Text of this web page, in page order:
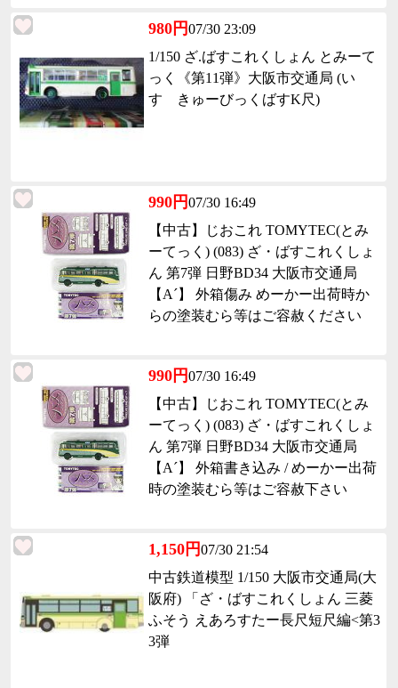
980円07/30 23:09
1/150 ざ.ばすこれくしょん とみーて
っく《第11弾》大阪市交通局 (い
すゞきゅーびっくばすK尺)
990円07/30 16:49
【中古】じおこれ TOMYTEC(とみ
ーてっく) (083) ざ・ばすこれくしょ
ん 第7弾 日野BD34 大阪市交通局
【A´】 外箱傷み めーかー出荷時か
らの塗装むら等はご容赦ください
990円07/30 16:49
【中古】じおこれ TOMYTEC(とみ
ーてっく) (083) ざ・ばすこれくしょ
ん 第7弾 日野BD34 大阪市交通局
【A´】 外箱書き込み / めーかー出荷
時の塗装むら等はご容赦下さい
1,150円07/30 21:54
中古鉄道模型 1/150 大阪市交通局(大
阪府) 「ざ・ばすこれくしょん 三菱
ふそう えあろすたー長尺短尺編<第3
3弾